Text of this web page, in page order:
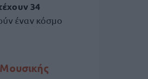
34
έναν κόσμο